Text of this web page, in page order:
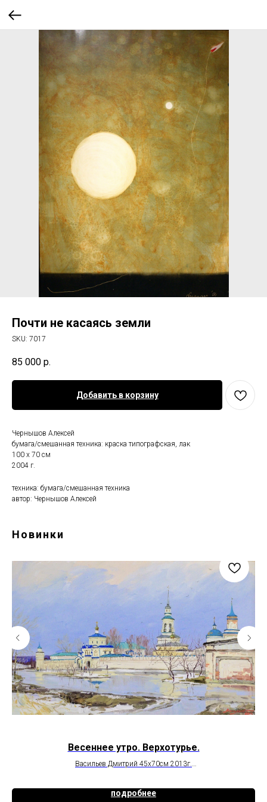
Почти не касаясь земли
SKU: 7017
85 000 р.
Добавить в корзину
Чернышов Алексей
бумага/смешанная техника: краска типографская, лак
100 х 70 см
2004 г.
техника: бумага/смешанная техника
автор: Чернышов Алексей
Новинки
Весеннее утро. Верхотурье.
Васильев Дмитрий 45х70см 2013г.
подробнее